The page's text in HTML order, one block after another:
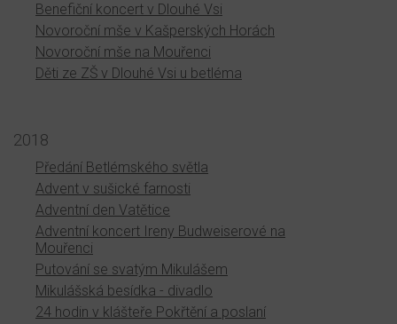
Benefiční koncert v Dlouhé Vsi
Novoroční mše v Kašperských Horách
Novoroční mše na Mouřenci
Děti ze ZŠ v Dlouhé Vsi u betléma
2018
Předání Betlémského světla
Advent v sušické farnosti
Adventní den Vatětice
Adventní koncert Ireny Budweiserové na
Mouřenci
Putování se svatým Mikulášem
Mikulášská besídka - divadlo
24 hodin v klášteře Pokřtění a poslaní